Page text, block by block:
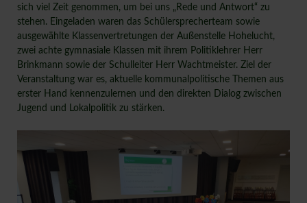
sich viel Zeit genommen, um bei uns „Rede und Antwort“ zu
stehen. Eingeladen waren das Schülersprecherteam sowie
ausgewählte Klassenvertretungen der Außenstelle Hohelucht,
zwei achte gymnasiale Klassen mit ihrem Politiklehrer Herr
Brinkmann sowie der Schulleiter Herr Wachtmeister. Ziel der
Veranstaltung war es, aktuelle kommunalpolitische Themen aus
erster Hand kennenzulernen und den direkten Dialog zwischen
Jugend und Lokalpolitik zu stärken.